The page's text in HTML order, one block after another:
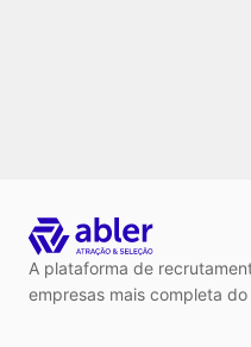
A plataforma de
empresas mais completa